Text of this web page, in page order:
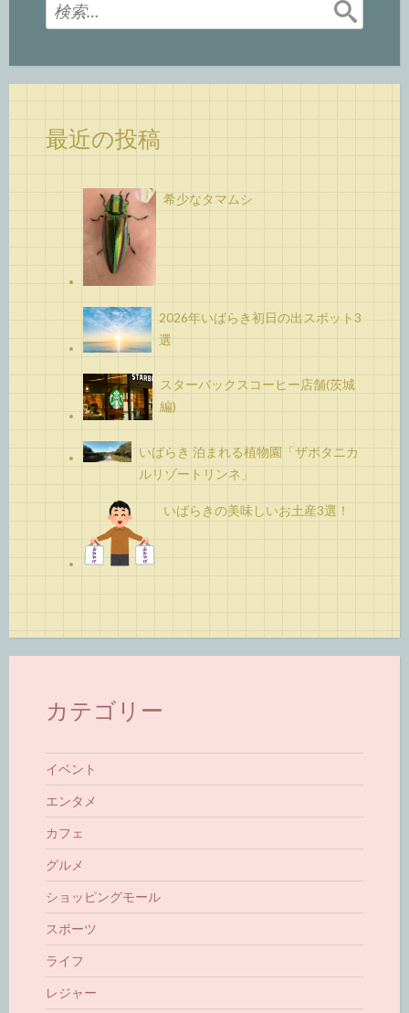
索:
最近の投稿
希少なタマムシ
2026年いばらき初日の出スポット3
選
スターバックスコーヒー店舗(茨城
編)
いばらき 泊まれる植物園「ザボタニカ
ルリゾートリンネ」
いばらきの美味しいお土産3選！
カテゴリー
イベント
エンタメ
カフェ
グルメ
ショッピングモール
スポーツ
ライフ
レジャー